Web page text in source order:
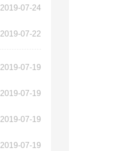
2019-07-24
2019-07-22
2019-07-19
2019-07-19
2019-07-19
2019-07-19